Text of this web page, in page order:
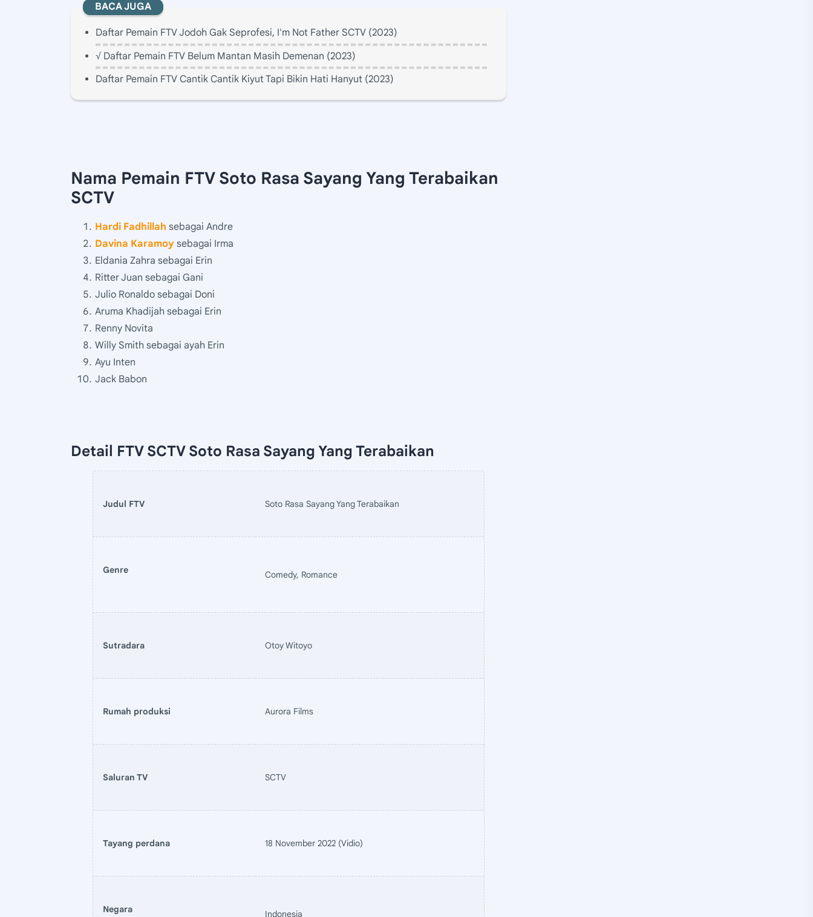
BACA JUGA
Daftar Pemain FTV Jodoh Gak Seprofesi, I'm Not Father SCTV (2023)
√ Daftar Pemain FTV Belum Mantan Masih Demenan (2023)
Daftar Pemain FTV Cantik Cantik Kiyut Tapi Bikin Hati Hanyut (2023)
Nama Pemain FTV Soto Rasa Sayang Yang Terabaikan
SCTV
Hardi Fadhillah sebagai Andre
Davina Karamoy sebagai Irma
Eldania Zahra sebagai Erin
Ritter Juan sebagai Gani
Julio Ronaldo sebagai Doni
Aruma Khadijah sebagai Erin
Renny Novita
Willy Smith sebagai ayah Erin
Ayu Inten
Jack Babon
Detail FTV SCTV Soto Rasa Sayang Yang Terabaikan
Judul FTV Soto Rasa Sayang Yang Terabaikan
Genre Comedy, Romance
Sutradara Otoy Witoyo
Rumah produksi Aurora Films
Saluran TV SCTV
Tayang perdana 18 November 2022 (Vidio)
Negara Indonesia